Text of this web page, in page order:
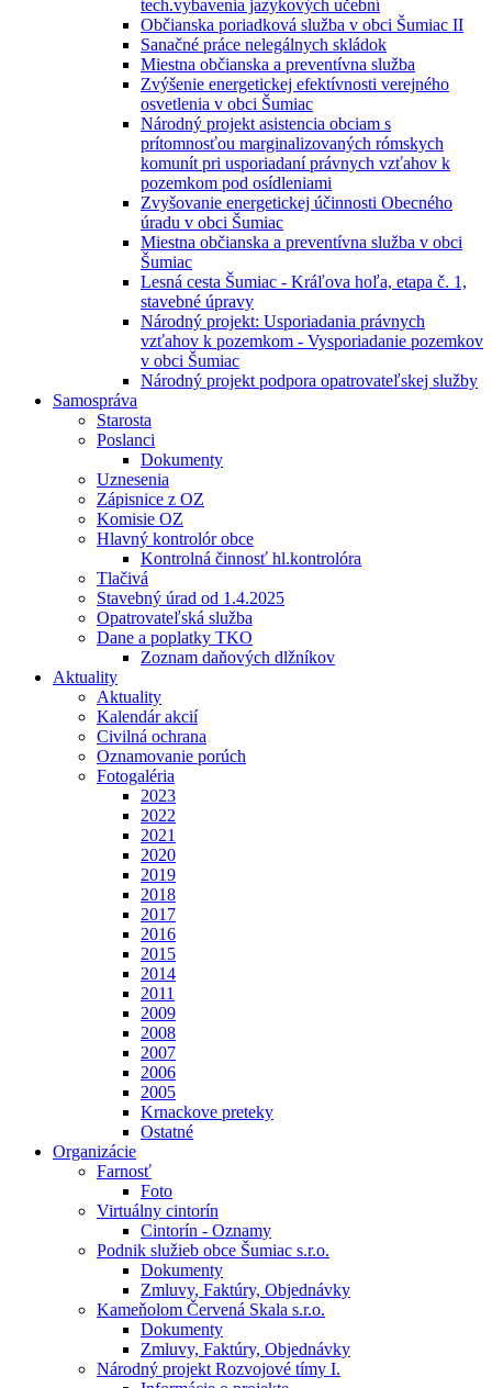
tech.vybavenia jazykových učební
Občianska poriadková služba v obci Šumiac II
Sanačné práce nelegálnych skládok
Miestna občianska a preventívna služba
Zvýšenie energetickej efektívnosti verejného
osvetlenia v obci Šumiac
Národný projekt asistencia obciam s
prítomnosťou marginalizovaných rómskych
komunít pri usporiadaní právnych vzťahov k
pozemkom pod osídleniami
Zvyšovanie energetickej účinnosti Obecného
úradu v obci Šumiac
Miestna občianska a preventívna služba v obci
Šumiac
Lesná cesta Šumiac - Kráľova hoľa, etapa č. 1,
stavebné úpravy
Národný projekt: Usporiadania právnych
vzťahov k pozemkom - Vysporiadanie pozemkov
v obci Šumiac
Národný projekt podpora opatrovateľskej služby
Samospráva
Starosta
Poslanci
Dokumenty
Uznesenia
Zápisnice z OZ
Komisie OZ
Hlavný kontrolór obce
Kontrolná činnosť hl.kontrolóra
Tlačivá
Stavebný úrad od 1.4.2025
Opatrovateľská služba
Dane a poplatky TKO
Zoznam daňových dlžníkov
Aktuality
Aktuality
Kalendár akcií
Civilná ochrana
Oznamovanie porúch
Fotogaléria
2023
2022
2021
2020
2019
2018
2017
2016
2015
2014
2011
2009
2008
2007
2006
2005
Krnackove preteky
Ostatné
Organizácie
Farnosť
Foto
Virtuálny cintorín
Cintorín - Oznamy
Podnik služieb obce Šumiac s.r.o.
Dokumenty
Zmluvy, Faktúry, Objednávky
Kameňolom Červená Skala s.r.o.
Dokumenty
Zmluvy, Faktúry, Objednávky
Národný projekt Rozvojové tímy I.